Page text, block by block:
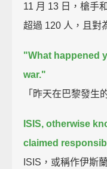
11 月 13 日，槍手
超過 120 人，且對
"What happened
war."
「昨天在巴黎發生
ISIS, otherwise
claimed
ISIS，或稱作伊斯